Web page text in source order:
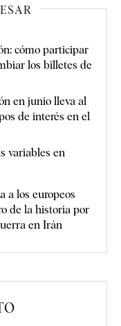
cómo participar
los billetes de
en junio lleva al
de interés en el
variables en
a los europeos
de la historia por
en Irán